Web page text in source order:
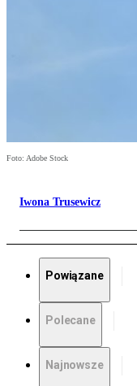
Foto: Adobe Stock
Iwona Trusewicz
Powiązane
Polecane
Najnowsze